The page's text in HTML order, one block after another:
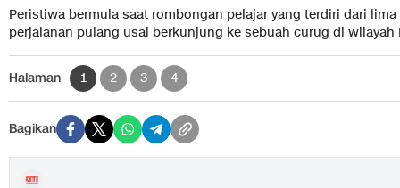
Peristiwa bermula saat rombongan pelajar yang terdiri dari
perjalanan pulang usai berkunjung ke sebuah curug di wilayah
Halaman 1 2 3 4
Bagikan